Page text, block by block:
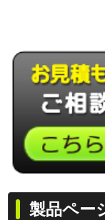
製品ペー